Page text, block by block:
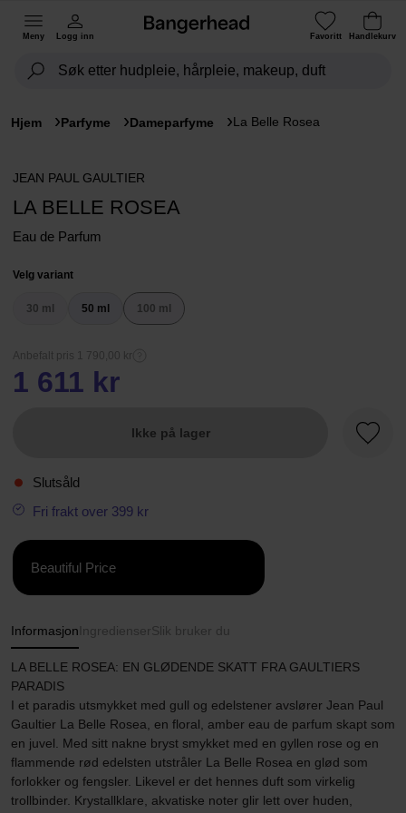
Meny Logg inn Favoritt Handlekurv
Hjem Parfyme Dameparfyme La Belle Rosea
JEAN PAUL GAULTIER
LA BELLE ROSEA
Eau de Parfum
Velg variant
30 ml 50 ml 100 ml
Anbefalt pris 1 790,00 kr
1 611 kr
Ikke på lager
Slutsåld
Fri frakt over 399 kr
Beautiful Price
Informasjon Ingredienser Slik bruker du
LA BELLE ROSEA: EN GLØDENDE SKATT FRA GAULTIERS
PARADIS
I et paradis utsmykket med gull og edelstener avslører Jean Paul
Gaultier La Belle Rosea, en floral, amber eau de parfum skapt som
en juvel. Med sitt nakne bryst smykket med en gyllen rose og en
flammende rød edelsten utstråler La Belle Rosea en glød som
forlokker og fengsler. Likevel er det hennes duft som virkelig
trollbinder. Krystallklare, akvatiske noter glir lett over huden,